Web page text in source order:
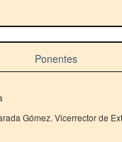
Ponentes
Gómez. Vicerrector de